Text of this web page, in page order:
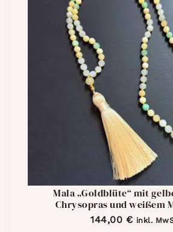
Mala „Goldblüte“ mit
Chrysopras und weißem
144,00 € inkl.